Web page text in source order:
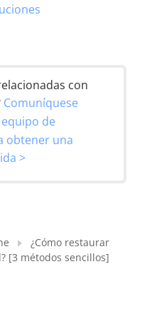
con
Comuníquese
de
obtener una
>
¿Cómo restaurar
[3 métodos sencillos]